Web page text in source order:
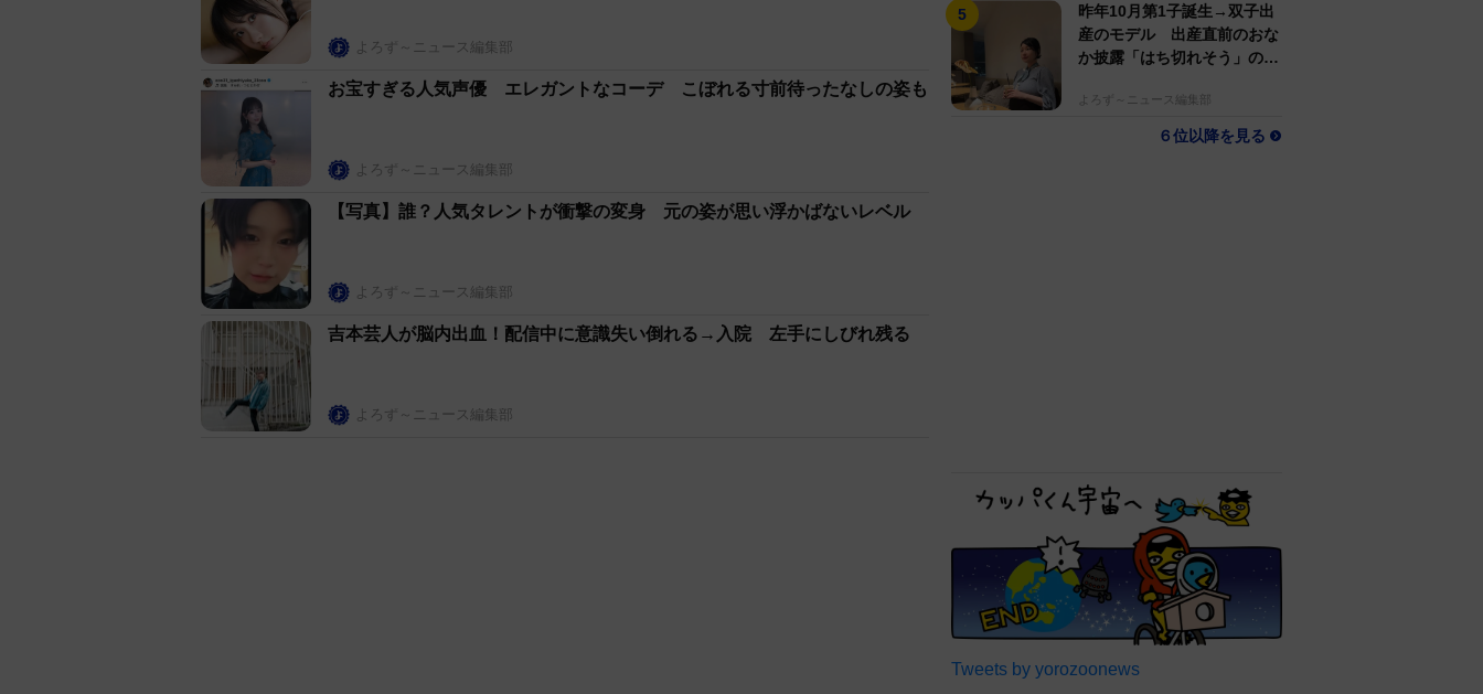
よろず～ニュース編集部
お宝すぎる人気声優 エレガントなコーデ こぼれる寸前待ったなしの姿も
よろず～ニュース編集部
【写真】誰？人気タレントが衝撃の変身 元の姿が思い浮かばないレベル
よろず～ニュース編集部
吉本芸人が脳内出血！配信中に意識失い倒れる→入院 左手にしびれ残る
よろず～ニュース編集部
昨年10月第1子誕生→双子出
産のモデル 出産直前のおな
か披露「はち切れそう」の
よろず～ニュース編集部
６位以降を見る
Tweets by yorozoonews